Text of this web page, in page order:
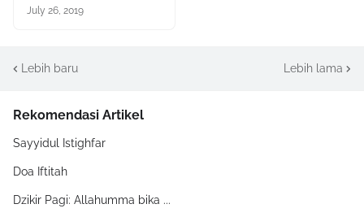
July 26, 2019
Lebih baru Lebih lama
Rekomendasi Artikel
Sayyidul Istighfar
Doa Iftitah
Dzikir Pagi: Allahumma bika ...